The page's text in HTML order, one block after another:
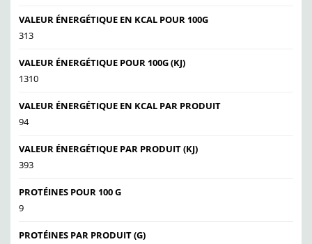
VALEUR ÉNERGÉTIQUE EN KCAL POUR 100G
313
VALEUR ÉNERGÉTIQUE POUR 100G (KJ)
1310
VALEUR ÉNERGÉTIQUE EN KCAL PAR PRODUIT
94
VALEUR ÉNERGÉTIQUE PAR PRODUIT (KJ)
393
PROTÉINES POUR 100 G
9
PROTÉINES PAR PRODUIT (G)